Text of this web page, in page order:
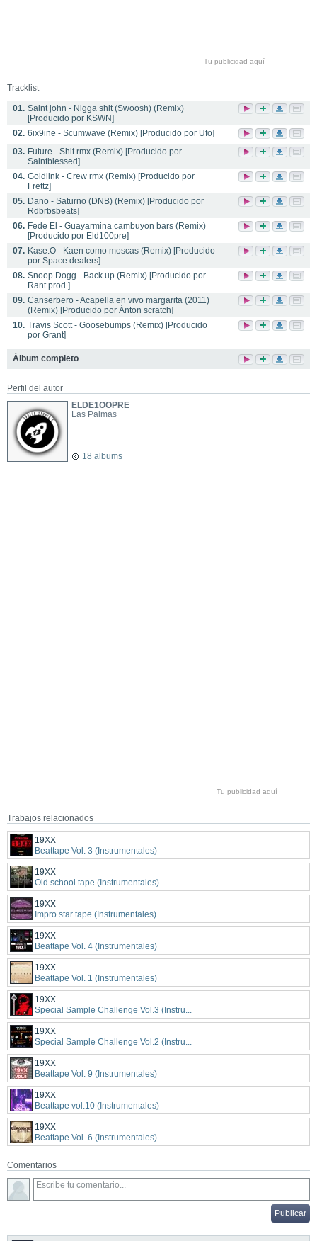
Tu publicidad aquí
Tracklist
01. Saint john - Nigga shit (Swoosh) (Remix)
[Producido por KSWN]
02. 6ix9ine - Scumwave (Remix) [Producido por Ufo]
03. Future - Shit rmx (Remix) [Producido por
Saintblessed]
04. Goldlink - Crew rmx (Remix) [Producido por
Frettz]
05. Dano - Saturno (DNB) (Remix) [Producido por
Rdbrbsbeats]
06. Fede El - Guayarmina cambuyon bars (Remix)
[Producido por Eld100pre]
07. Kase.O - Kaen como moscas (Remix) [Producido
por Space dealers]
08. Snoop Dogg - Back up (Remix) [Producido por
Rant prod.]
09. Canserbero - Acapella en vivo margarita (2011)
(Remix) [Producido por Ánton scratch]
10. Travis Scott - Goosebumps (Remix) [Producido
por Grant]
Álbum completo
Perfil del autor
ELDE1OOPRE
Las Palmas
18 albums
Tu publicidad aquí
Trabajos relacionados
19XX
Beattape Vol. 3 (Instrumentales)
19XX
Old school tape (Instrumentales)
19XX
Impro star tape (Instrumentales)
19XX
Beattape Vol. 4 (Instrumentales)
19XX
Beattape Vol. 1 (Instrumentales)
19XX
Special Sample Challenge Vol.3 (Instru...
19XX
Special Sample Challenge Vol.2 (Instru...
19XX
Beattape Vol. 9 (Instrumentales)
19XX
Beattape vol.10 (Instrumentales)
19XX
Beattape Vol. 6 (Instrumentales)
Comentarios